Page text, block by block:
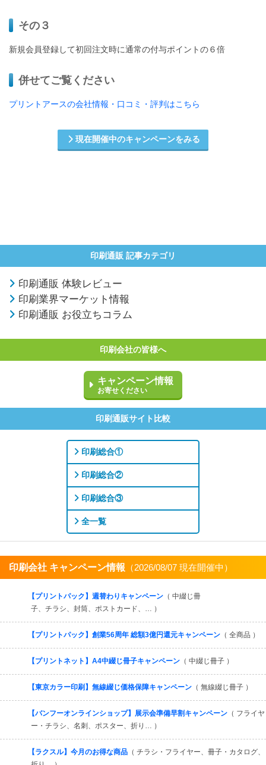
その３
新規会員登録して初回注文時に通常の付与ポイントの６倍
併せてご覧ください
プリントアースの会社情報・口コミ・評判はこちら
現在開催中のキャンペーンをみる
印刷通販 記事カテゴリ
印刷通販 体験レビュー
印刷業界マーケット情報
印刷通販 お役立ちコラム
印刷会社の皆様へ
キャンペーン情報
お寄せください
印刷通販サイト比較
印刷総合①
印刷総合②
印刷総合③
全一覧
印刷会社 キャンペーン情報 （2026/08/07 現在開催中）
【プリントパック】週替わりキャンペーン （ 中綴じ冊
子、チラシ、封筒、ポストカード、… ）
【プリントパック】創業56周年 総額3億円還元キャンペーン （ 全商品 ）
【プリントネット】A4中綴じ冊子キャンペーン （ 中綴じ冊子 ）
【東京カラー印刷】無線綴じ価格保障キャンペーン （ 無線綴じ冊子 ）
【バンフーオンラインショップ】展示会準備早割キャンペーン （ フライヤ
ー・チラシ、名刺、ポスター、折り… ）
【ラクスル】今月のお得な商品 （ チラシ・フライヤー、冊子・カタログ、